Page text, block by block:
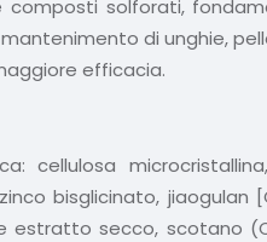
composti solforati,
di unghie,
efficacia.
cellulosa
bisglicinato,
estratto secco, scotano